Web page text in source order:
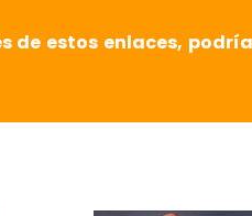
de estos enlaces,